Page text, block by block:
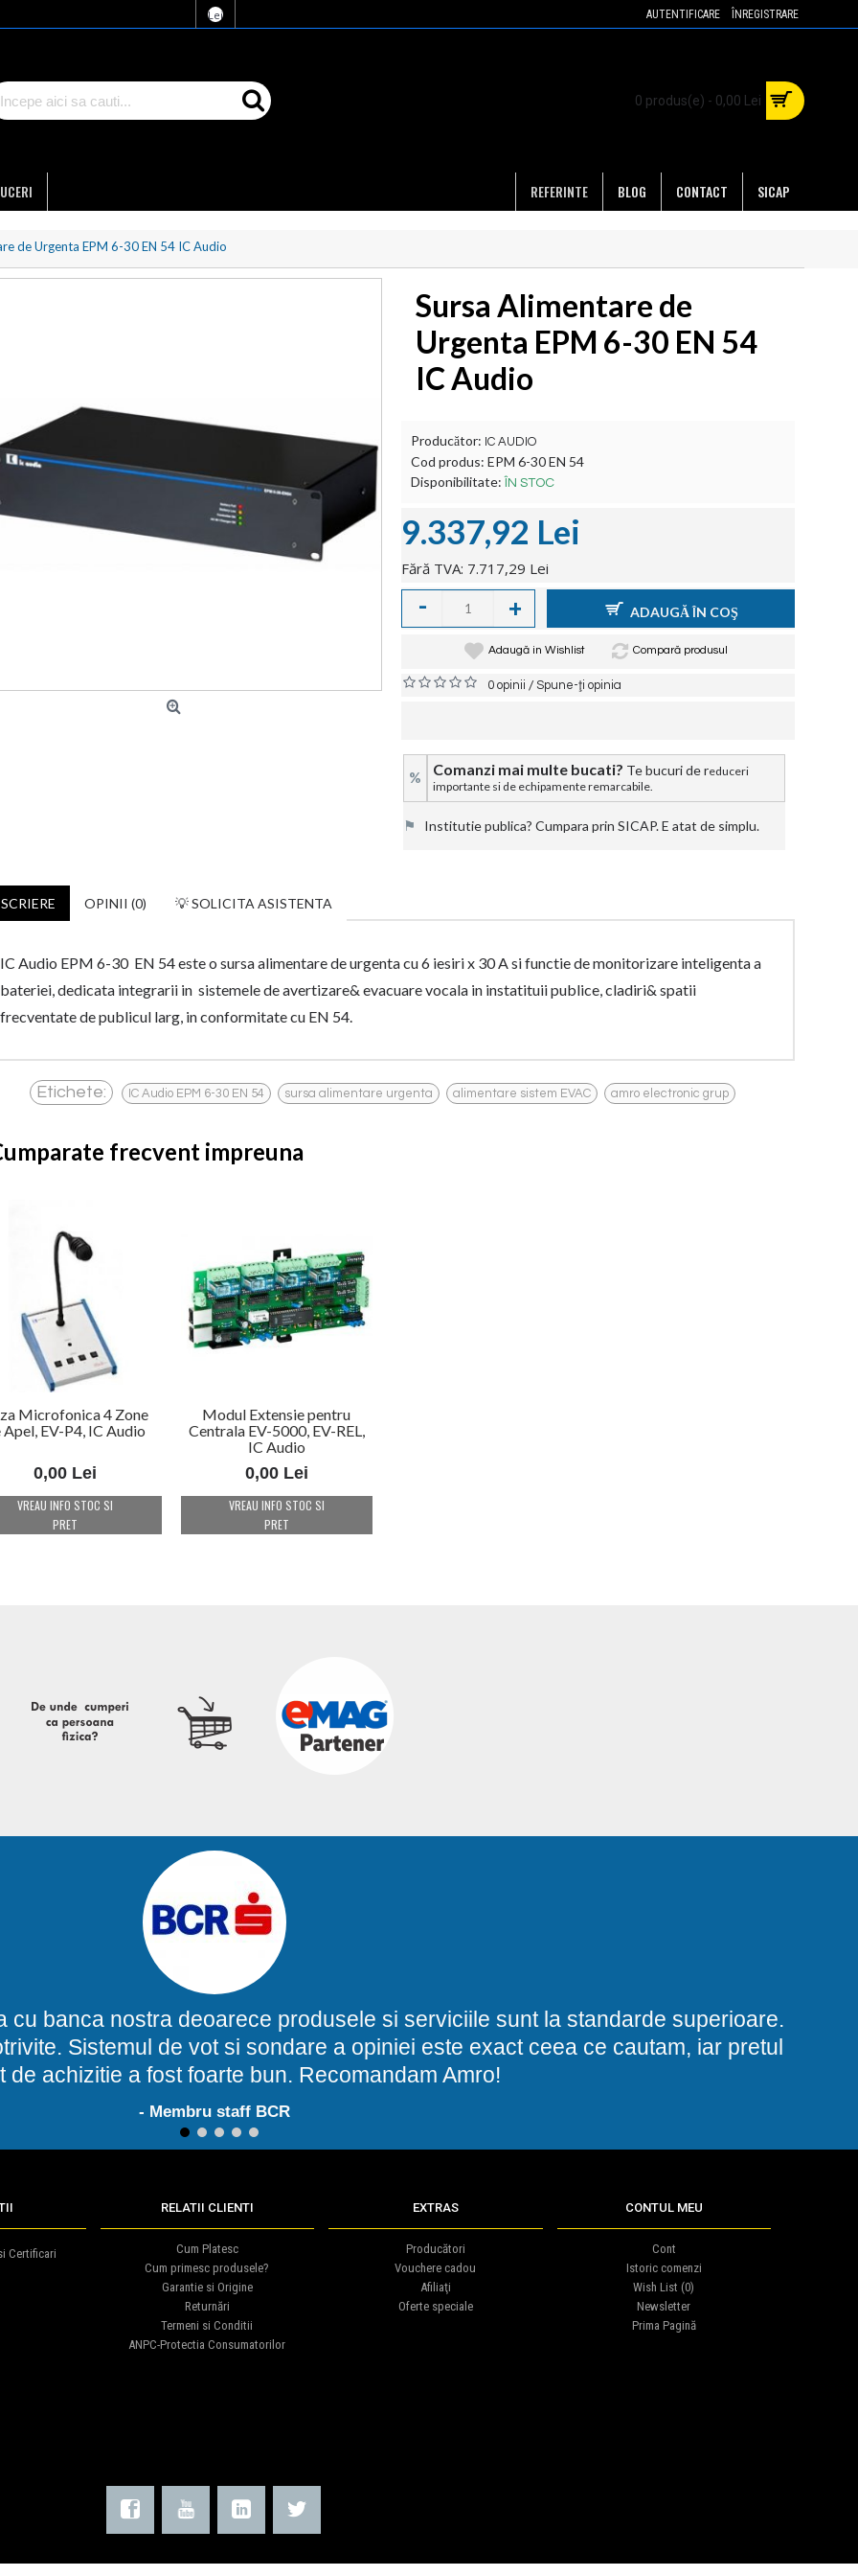
Lei AUTENTIFICARE ÎNREGISTRARE
0 produs(e) - 0,00 Lei
SICAP
CONTACT
BLOG
REFERINTE
de Urgenta EPM 6-30 EN 54 IC Audio
Sursa Alimentare de
Urgenta EPM 6-30 EN 54
IC Audio
Producător: IC AUDIO
Cod produs: EPM 6-30 EN 54
Disponibilitate: ÎN STOC
9.337,92 Lei
Fără TVA: 7.717,29 Lei
- + ADAUGĂ ÎN COŞ
Adaugă in Wishlist Compară produsul
0 opinii /Spune-ţi opinia
% Comanzi mai multe bucati? Te bucuri de reduceri
importante si de echipamente remarcabile.
⚑ Institutie publica? Cumpara prin SICAP. E atat de simplu.
OPINII (0) 💡 SOLICITA ASISTENTA
IC Audio EPM 6-30 EN 54 este o sursa alimentare de urgenta cu 6 iesiri x 30 A si functie de monitorizare inteligenta a
bateriei, dedicata integrarii in sistemele de avertizare& evacuare vocala in instatituii publice, cladiri& spatii
frecventate de publicul larg, in conformitate cu EN 54.
Etichete: IC Audio EPM 6-30 EN 54 , sursa alimentare urgenta , alimentare sistem EVAC , amro electronic grup
frecvent impreuna
Microfonica 4 Zone
Apel, EV-P4, IC Audio
0,00 Lei
VREAU INFO STOC SI
PRET
Modul Extensie pentru
Centrala EV-5000, EV-REL,
IC Audio
0,00 Lei
VREAU INFO STOC SI
PRET
cu banca nostra deoarece produsele si serviciile sunt la standarde superioare.
Sistemul de vot si sondare a opiniei este exact ceea ce cautam, iar pretul
de achizitie a fost foarte bun. Recomandam Amro!
- Membru staff BCR
1 2 3 4 5
Certificari
RELATII CLIENTI
Cum Platesc
Cum primesc produsele?
Garantie si Origine
Returnări
Termeni si Conditii
ANPC-Protectia Consumatorilor
EXTRAS
Producători
Vouchere cadou
Afiliaţi
Oferte speciale
CONTUL MEU
Cont
Istoric comenzi
Wish List (0)
Newsletter
Prima Pagină